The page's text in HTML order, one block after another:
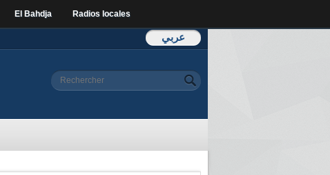
El Bahdja Radios locales
عربي
Formulaire de
Rechercher